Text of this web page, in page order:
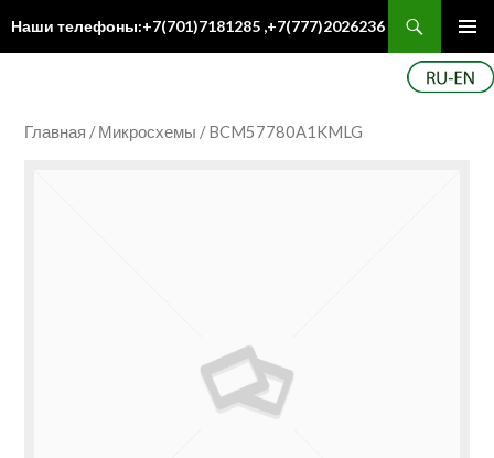
Наши телефоны:+7(701)7181285 ,+7(777)2026236
Главная /Микросхемы / BCM57780A1KMLG